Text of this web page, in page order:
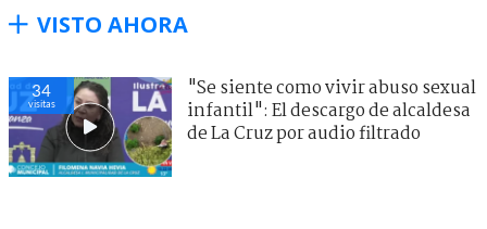
VISTO AHORA
34
visitas
"Se siente como vivir abuso sexual
infantil": El descargo de alcaldesa
de La Cruz por audio filtrado